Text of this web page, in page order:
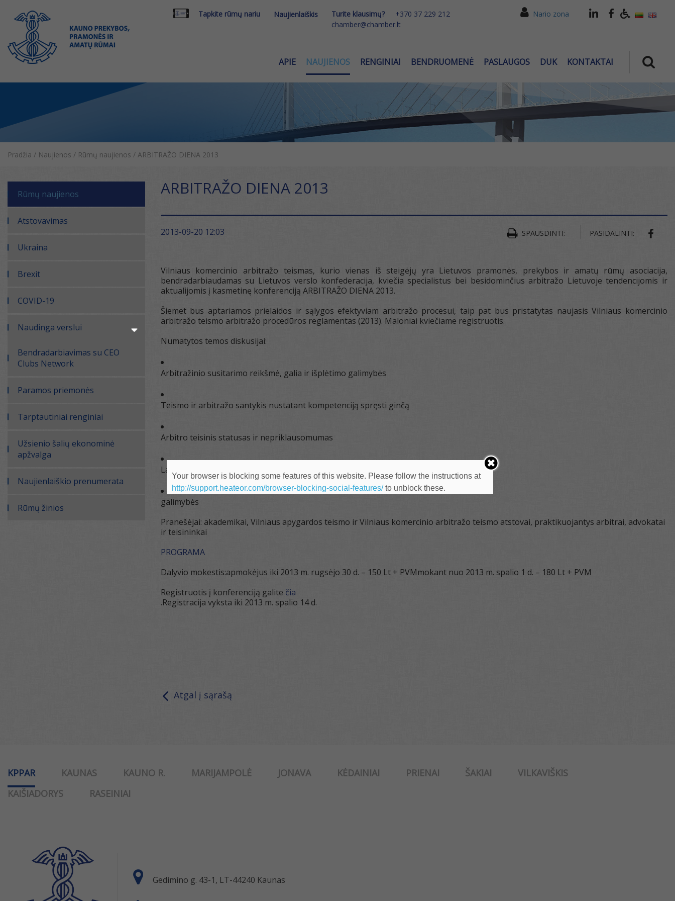
Tapkite rūmų nariu Naujienlaiškis Turite klausimų?
+370 37 229 212
chamber@chamber.lt
Nario zona
APIE NAUJIENOS RENGINIAI BENDRUOMENĖ PASLAUGOS DUK KONTAKTAI
Pradžia / Naujienos / Rūmų naujienos / ARBITRAŽO DIENA 2013
Rūmų naujienos
Atstovavimas
Ukraina
Brexit
COVID-19
Naudinga verslui
Bendradarbiavimas su CEO
Clubs Network
Paramos priemonės
Tarptautiniai renginiai
Užsienio šalių ekonominė
apžvalga
Naujienlaiškio prenumerata
Rūmų žinios
ARBITRAŽO DIENA 2013
2013-09-20 12:03 SPAUSDINTI: PASIDALINTI:
Vilniaus komercinio arbitražo teismas, kurio vienas iš steigėjų yra Lietuvos pramonės, prekybos ir amatų rūmų asociacija,
bendradarbiaudamas su Lietuvos verslo konfederacija, kviečia specialistus bei besidominčius arbitražo Lietuvoje tendencijomis ir
aktualijomis į kasmetinę konferenciją ARBITRAŽO DIENA 2013.
Šiemet bus aptariamos prielaidos ir sąlygos efektyviam arbitražo procesui, taip pat bus pristatytas naujasis Vilniaus komercinio
arbitražo teismo arbitražo procedūros reglamentas (2013). Maloniai kviečiame registruotis.
Numatytos temos diskusijai:
Arbitražinio susitarimo reikšmė, galia ir išplėtimo galimybės
Teismo ir arbitražo santykis nustatant kompetenciją spręsti ginčą
Arbitro teisinis statusas ir nepriklausomumas
Laikinųjų apsaugos priemonių taikymo arbitražo procese praktika ir
galimybės
Pranešėjai: akademikai, Vilniaus apygardos teismo ir Vilniaus komercinio arbitražo teismo atstovai, praktikuojantys arbitrai, advokatai
ir teisininkai
PROGRAMA
Dalyvio mokestis:apmokėjus iki 2013 m. rugsėjo 30 d. – 150 Lt + PVMmokant nuo 2013 m. spalio 1 d. – 180 Lt + PVM
Registruotis į konferenciją galite čia
.Registracija vyksta iki 2013 m. spalio 14 d.
Atgal į sąrašą
KPPAR KAUNAS KAUNO R. MARIJAMPOLĖ JONAVA KĖDAINIAI PRIENAI ŠAKIAI
VILKAVIŠKIS
KAIŠIADORYS
RASEINIAI
Gedimino g. 43-1, LT-44240 Kaunas
Your browser is blocking some features of this website. Please follow the instructions at
http://support.heateor.com/browser-blocking-social-features/to unblock these.